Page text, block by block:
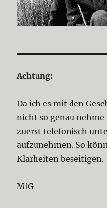
Achtung:
Da ich es mit den
nicht so genau
zuerst telefonisch
aufzunehmen. So
Klarheiten beseitigen.
MfG